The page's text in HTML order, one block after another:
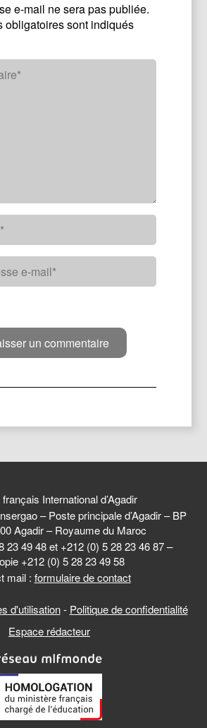
e-mail ne sera pas publiée.
obligatoires sont indiqués
International d’Agadir
– Poste principale d’Agadir – BP
Agadir – Royaume du Maroc
23 49 48 et +212 (0) 5 28 23 46 87 –
+212 (0) 5 28 23 49 58
mail : formulaire de contact
d'utilisation- Politique de confidentialité
Espace rédacteur